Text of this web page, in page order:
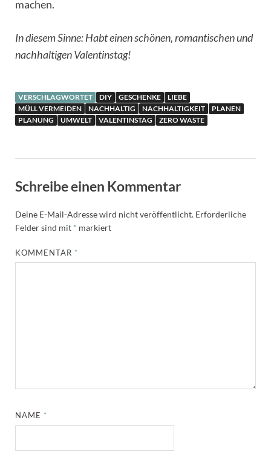
machen.
In diesem Sinne: Habt einen schönen, romantischen und
nachhaltigen Valentinstag!
VERSCHLAGWORTET DIY GESCHENKE
LIEBE
MÜLL VERMEIDEN
NACHHALTIG NACHHALTIGKEIT
PLANEN
PLANUNG
UMWELT VALENTINSTAG ZERO WASTE
Schreibe einen Kommentar
Deine E-Mail-Adresse wird nicht veröffentlicht. Erforderliche
Felder sind mit * markiert
KOMMENTAR *
NAME *